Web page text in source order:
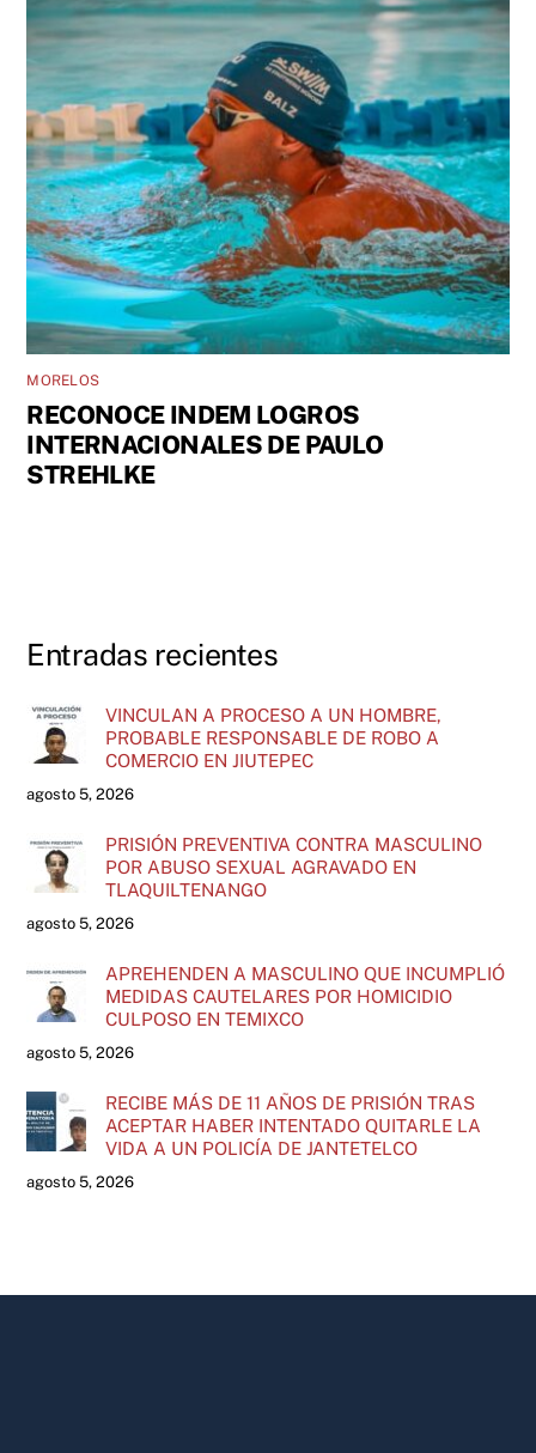
MORELOS
RECONOCE INDEM LOGROS
INTERNACIONALES DE PAULO
STREHLKE
Entradas recientes
VINCULAN A PROCESO A UN HOMBRE,
PROBABLE RESPONSABLE DE ROBO A
COMERCIO EN JIUTEPEC
agosto 5, 2026
PRISIÓN PREVENTIVA CONTRA MASCULINO
POR ABUSO SEXUAL AGRAVADO EN
TLAQUILTENANGO
agosto 5, 2026
APREHENDEN A MASCULINO QUE INCUMPLIÓ
MEDIDAS CAUTELARES POR HOMICIDIO
CULPOSO EN TEMIXCO
agosto 5, 2026
RECIBE MÁS DE 11 AÑOS DE PRISIÓN TRAS
ACEPTAR HABER INTENTADO QUITARLE LA
VIDA A UN POLICÍA DE JANTETELCO
agosto 5, 2026